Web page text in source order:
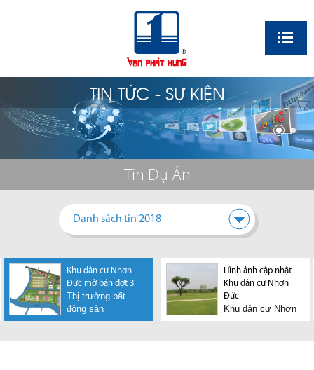
TIN TỨC - SỰ KIỆN
Tin Dự Án
Danh sách tin 2018
Mở bán đất nền tại
Khu dân cư CTC
Công ty Cổ phần
TM DV DL C.T.C
chính thức mở
Khu dân cư Nhơn
Đức mở bán đợt 3
Thị trường bất
động sản
Tp.HCM cuối
Hình ảnh cập nhật
Khu dân cư Nhơn
Đức
Khu dân cư Nhơn